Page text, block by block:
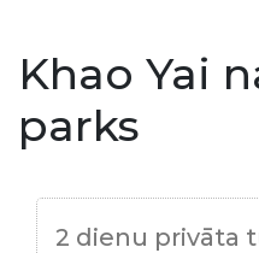
Khao Yai
parks
2 dienu privāta